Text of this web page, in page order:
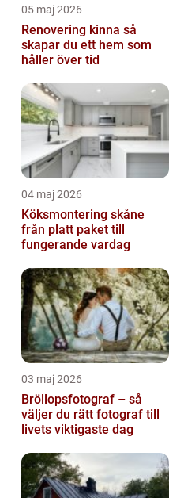
05 maj 2026
Renovering kinna så
skapar du ett hem som
håller över tid
04 maj 2026
Köksmontering skåne
från platt paket till
fungerande vardag
03 maj 2026
Bröllopsfotograf – så
väljer du rätt fotograf till
livets viktigaste dag